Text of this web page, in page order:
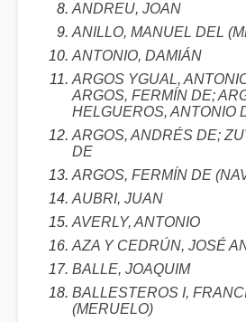
ANDREU, JOAN
ANILLO, MANUEL DEL
ANTONIO, DAMIÁN
ARGOS YGUAL,
ARGOS, FERMÍN DE;
HELGUEROS, ANTONIO
ARGOS, ANDRÉS DE;
DE
ARGOS, FERMÍN DE
AUBRI, JUAN
AVERLY, ANTONIO
AZA Y CEDRÚN, JOSÉ
BALLE, JOAQUIM
BALLESTEROS I,
(MERUELO)